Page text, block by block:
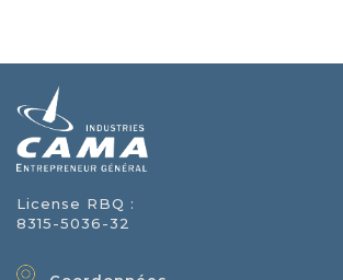
License RBQ :
8315-5036-32